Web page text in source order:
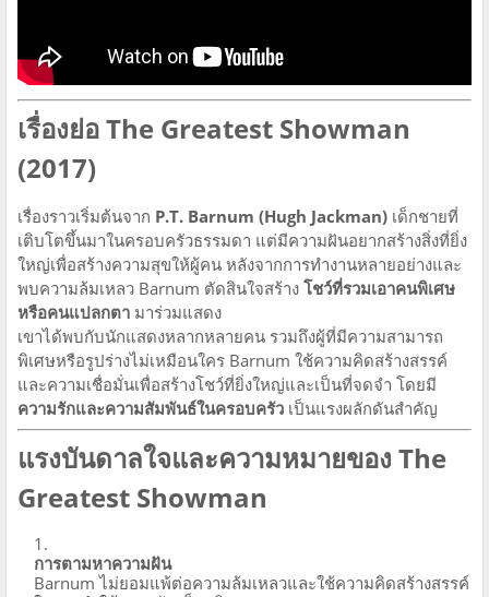
เรื่องย่อ The Greatest Showman
(2017)
เรื่องราวเริ่มต้นจาก P.T. Barnum (Hugh Jackman) เด็กชายที่
เติบโตขึ้นมาในครอบครัวธรรมดา แต่มีความฝันอยากสร้างสิ่งที่ยิ่ง
ใหญ่เพื่อสร้างความสุขให้ผู้คน หลังจากการทำงานหลายอย่างและ
พบความล้มเหลว Barnum ตัดสินใจสร้าง โชว์ที่รวมเอาคนพิเศษ
หรือคนแปลกตา มาร่วมแสดง
เขาได้พบกับนักแสดงหลากหลายคน รวมถึงผู้ที่มีความสามารถ
พิเศษหรือรูปร่างไม่เหมือนใคร Barnum ใช้ความคิดสร้างสรรค์
และความเชื่อมั่นเพื่อสร้างโชว์ที่ยิ่งใหญ่และเป็นที่จดจำ โดยมี
ความรักและความสัมพันธ์ในครอบครัว เป็นแรงผลักดันสำคัญ
แรงบันดาลใจและความหมายของ The
Greatest Showman
การตามหาความฝัน
Barnum ไม่ยอมแพ้ต่อความล้มเหลวและใช้ความคิดสร้างสรรค์